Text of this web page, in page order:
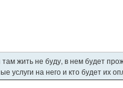
жить не буду, в нем будет
услуги на него и кто будет их